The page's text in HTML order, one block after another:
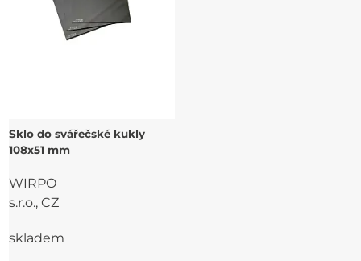
Sklo do svářečské kukly
108x51 mm
WIRPO
s.r.o., CZ
skladem